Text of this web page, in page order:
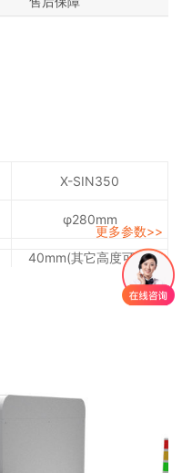
X-SIN350
φ280mm
40mm(其它高度可选)
最高可达320℃
更多参数>>